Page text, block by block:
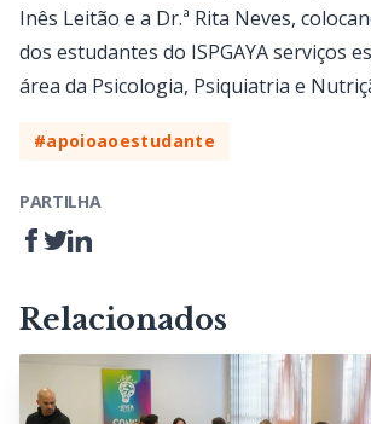
Inês Leitão e a Dr.ª Rita Neves,
dos estudantes do ISPGAYA serviços
área da Psicologia, Psiquiatria e
#apoioaoestudante
PARTILHA
Relacionados